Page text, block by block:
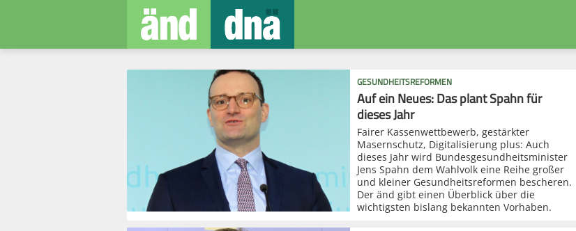
GESUNDHEITSREFORMEN
Auf ein Neues: Das plant Spahn für
dieses Jahr
Fairer Kassenwettbewerb, gestärkter
Masernschutz, Digitalisierung plus: Auch
dieses Jahr wird Bundesgesundheitsminister
Jens Spahn dem Wahlvolk eine Reihe großer
und kleiner Gesundheitsreformen bescheren.
Der änd gibt einen Überblick über die
wichtigsten bislang bekannten Vorhaben.